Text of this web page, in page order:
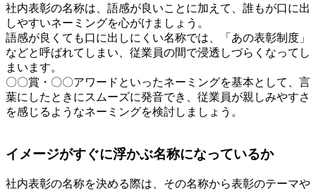
社内表彰の名称は、語感が良いことに加えて、誰もが口に出
しやすいネーミングを心がけましょう。
語感が良くても口に出しにくい名称では、「あの表彰制度」
などと呼ばれてしまい、従業員の間で浸透しづらくなってし
まいます。
〇〇賞・〇〇アワードといったネーミングを基本として、言
葉にしたときにスムーズに発音でき、従業員が親しみやすさ
を感じるようなネーミングを検討しましょう。
イメージがすぐに浮かぶ名称になっているか
社内表彰の名称を決める際は、その名称から表彰のテーマや